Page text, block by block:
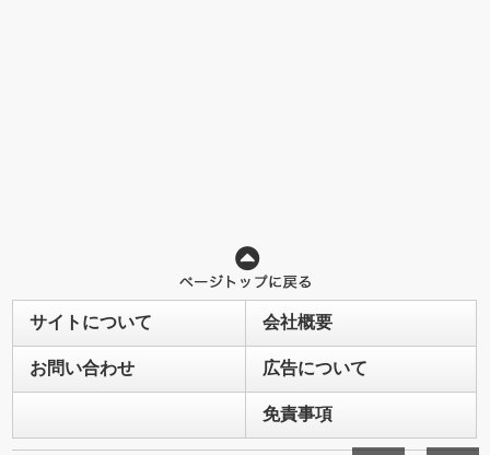
サイトについて 会社概要
お問い合わせ 広告について
免責事項